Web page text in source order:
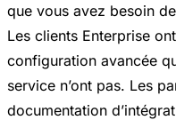
que vous avez besoin
Les clients Enterprise
configuration avancée
service n’ont pas. Les
documentation